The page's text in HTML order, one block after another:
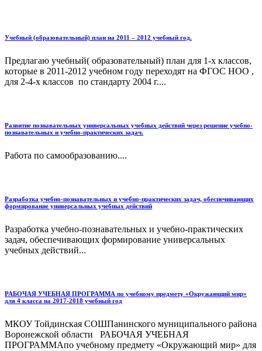
Учебный (образовательный) план на 2011 – 2012 учебный год.
Предлагаю учебный( образовательный) план для 1-х классов,
которые в 2011-2012 учебном году переходят на ФГОС НОО ,
для 2-4-х классов по стандарту 2004 г....
Развитие познавательных универсальных учебных действий через решение учебно-
познавательных и учебно-практических задач.
Работа по самообразованию....
Разработка учебно-познавательных и учебно-практических задач, обеспечивающих
формирование универсальных учебных действий
Разработка учебно-познавательных и учебно-практических
задач, обеспечивающих формирование универсальных
учебных действий...
РАБОЧАЯ УЧЕБНАЯ ПРОГРАММА по учебному предмету «Окружающий мир»
для 4 класса на 2017-2018 учебный год
МКОУ Тойдинская СОШПанинского муниципального района
Воронежской области РАБОЧАЯ УЧЕБНАЯ
ПРОГРАММАпо учебному предмету «Окружающий мир» для